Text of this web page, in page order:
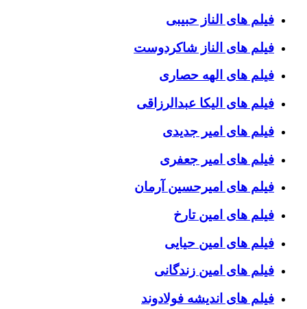
فیلم های الناز حبیبی
فیلم های الناز شاکردوست
فیلم های الهه حصاری
فیلم های الیکا عبدالرزاقی
فیلم های امیر جدیدی
فیلم های امیر جعفری
فیلم های امیرحسین آرمان
فیلم های امین تارخ
فیلم های امین حیایی
فیلم های امین زندگانی
فیلم های اندیشه فولادوند